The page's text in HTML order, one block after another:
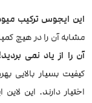
این ایجوس ترکیب
مشابه آن را در هیچ
آن را از یاد نمی
کیفیت بسیار بالایی
اختیار دارند. این